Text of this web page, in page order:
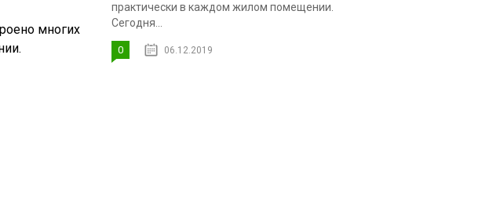
многих
практически в каждом жилом помещении.
Сегодня...
0 06.12.2019